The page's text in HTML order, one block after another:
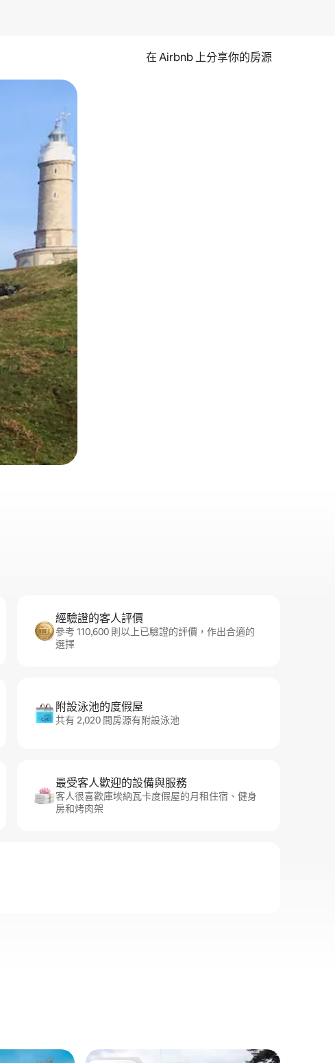
在 Airbnb 上分享你的房源
經驗證的客人評價
參考 110,600 則以上已驗證的評價，作出合適的
選擇
附設泳池的度假屋
共有 2,020 間房源有附設泳池
最受客人歡迎的設備與服務
客人很喜歡庫埃納瓦卡度假屋的月租住宿、健身
房和烤肉架